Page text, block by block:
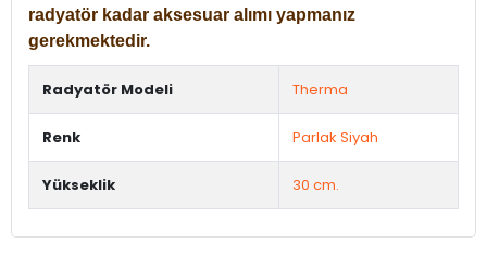
radyatör kadar aksesuar alımı yapmanız
gerekmektedir.
Radyatör Modeli Therma
Renk Parlak Siyah
Yükseklik 30 cm.